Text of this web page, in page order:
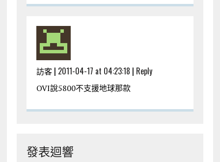
訪客 | 2011-04-17 at 04:23:18 | Reply
OVI說5800不支援地球那款
發表迴響